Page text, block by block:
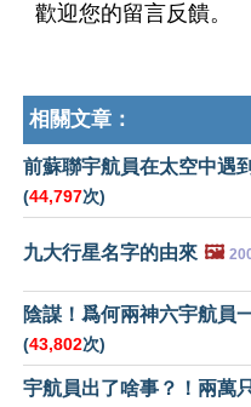
歡迎您的留言反饋。
相關文章：
前蘇聯宇航員在太空中遇
(44,797次)
九大行星名字的由來 🖼️
陰謀！爲何兩神六宇航員
(43,802次)
宇航員出了啥事？！兩萬